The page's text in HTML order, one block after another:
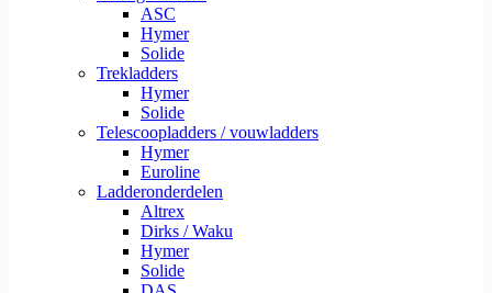
ASC
Hymer
Solide
Trekladders
Hymer
Solide
Telescoopladders / vouwladders
Hymer
Euroline
Ladderonderdelen
Altrex
Dirks / Waku
Hymer
Solide